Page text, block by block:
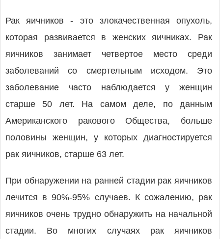
Рак яичников - это злокачественная опухоль,
которая развивается в женских яичниках. Рак
яичников занимает четвертое место среди
заболеваний со смертельным исходом. Это
заболевание часто наблюдается у женщин
старше 50 лет. На самом деле, по данным
Американского ракового Общества, больше
половины женщин, у которых диагностируется
рак яичников, старше 63 лет.
При обнаружении на ранней стадии рак яичников
лечится в 90%-95% случаев. К сожалению, рак
яичников очень трудно обнаружить на начальной
стадии. Во многих случаях рак яичников